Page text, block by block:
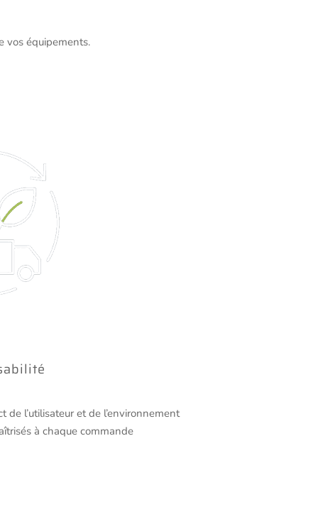
vos équipements.
de l’utilisateur et de l’environnement
à chaque commande